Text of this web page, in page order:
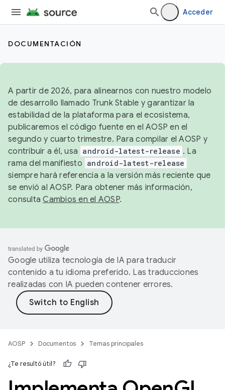
Acceder
DOCUMENTACIÓN
A partir de 2026, para alinearnos con nuestro modelo
de desarrollo llamado Trunk Stable y garantizar la
estabilidad de la plataforma para el ecosistema,
publicaremos el código fuente en el AOSP en el
segundo y cuarto trimestre. Para compilar el AOSP y
contribuir a él, usa android-latest-release . La
rama del manifiesto android-latest-release
siempre hará referencia a la versión más reciente que
se envió al AOSP. Para obtener más información,
consultaCambios en el AOSP.
Google utiliza tecnología de IA para traducir
contenido a tu idioma preferido. Las traducciones
realizadas con IA pueden contener errores.
AOSP Documentos Temas principales
¿Te resultó útil?